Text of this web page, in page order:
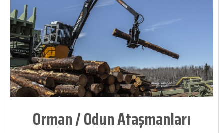
Orman / Odun Ataşmanları